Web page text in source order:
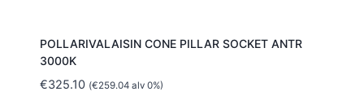
POLLARIVALAISIN CONE PILLAR SOCKET ANTR
3000K
€325.10 (€259.04alv 0%)